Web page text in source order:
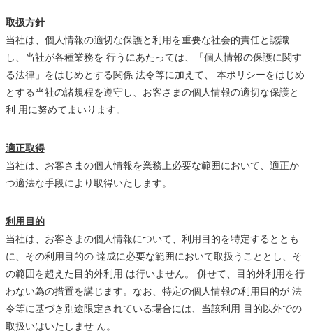
取扱方針
当社は、個人情報の適切な保護と利用を重要な社会的責任と認識
し、当社が各種業務を 行うにあたっては、「個人情報の保護に関す
る法律」をはじめとする関係 法令等に加えて、 本ポリシーをはじめ
とする当社の諸規程を遵守し、お客さまの個人情報の適切な保護と
利 用に努めてまいります。
適正取得
当社は、お客さまの個人情報を業務上必要な範囲において、適正か
つ適法な手段により取得いたします。
利用目的
当社は、お客さまの個人情報について、利用目的を特定するととも
に、その利用目的の 達成に必要な範囲において取扱うこととし、そ
の範囲を超えた目的外利用 は行いません。 併せて、目的外利用を行
わない為の措置を講じます。なお、特定の個人情報の利用目的が 法
令等に基づき別途限定されている場合には、当該利用 目的以外での
取扱いはいたしませ ん。